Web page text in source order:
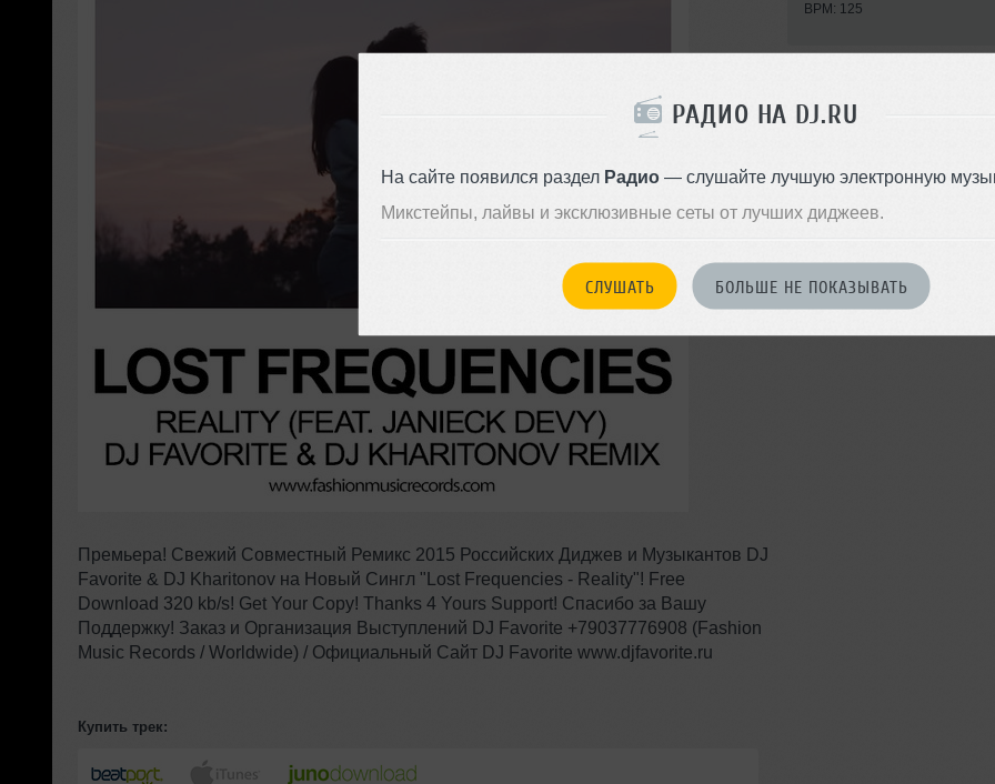
РАДИО НА DJ.RU
На сайте появился раздел Радио— слушайте лучшую электронную
Микстейпы, лайвы и эксклюзивные сеты от лучших диджеев.
СЛУШАТЬ БОЛЬШЕ НЕ ПОКАЗЫВАТЬ
Премьера! Свежий Совместный Ремикс 2015 Российских Диджев и Музыкантов DJ
Favorite & DJ Kharitonov на Новый Сингл "Lost Frequencies - Reality"! Free
Download 320 kb/s! Get Your Copy! Thanks 4 Yours Support! Спасибо за Вашу
Поддержку! Заказ и Организация Выступлений DJ Favorite +79037776908 (Fashion
Music Records / Worldwide) / Официальный Сайт DJ Favorite www.djfavorite.ru
Купить трек:
BPM: 125